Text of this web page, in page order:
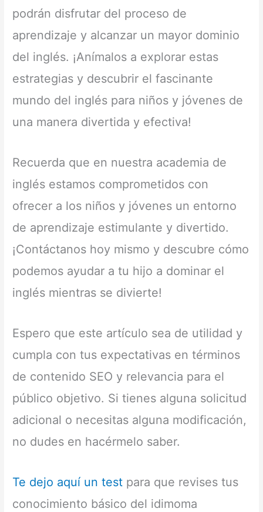
podrán disfrutar del proceso de
aprendizaje y alcanzar un mayor dominio
del inglés. ¡Anímalos a explorar estas
estrategias y descubrir el fascinante
mundo del inglés para niños y jóvenes de
una manera divertida y efectiva!
Recuerda que en nuestra academia de
inglés estamos comprometidos con
ofrecer a los niños y jóvenes un entorno
de aprendizaje estimulante y divertido.
¡Contáctanos hoy mismo y descubre cómo
podemos ayudar a tu hijo a dominar el
inglés mientras se divierte!
Espero que este artículo sea de utilidad y
cumpla con tus expectativas en términos
de contenido SEO y relevancia para el
público objetivo. Si tienes alguna solicitud
adicional o necesitas alguna modificación,
no dudes en hacérmelo saber.
Te dejo aquí un test para que revises tus
conocimiento básico del idimoma